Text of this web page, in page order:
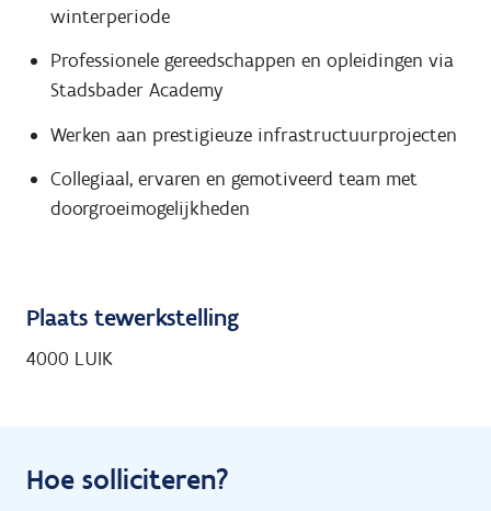
winterperiode
Professionele gereedschappen en opleidingen via
Stadsbader Academy
Werken aan prestigieuze infrastructuurprojecten
Collegiaal, ervaren en gemotiveerd team met
doorgroeimogelijkheden
Plaats tewerkstelling
4000 LUIK
Hoe solliciteren?